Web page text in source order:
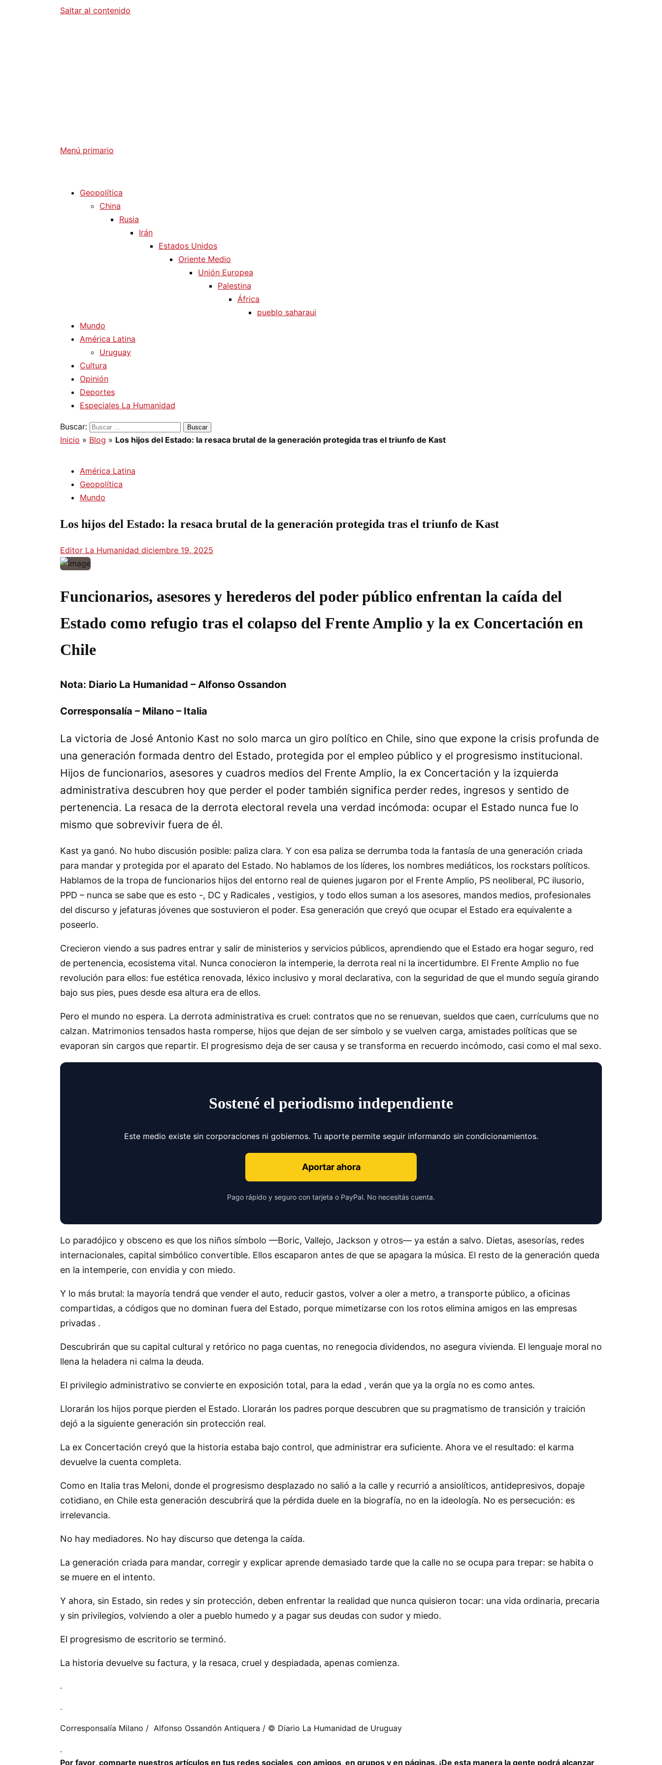
Saltar al contenido
Menú primario
Geopolítica
China
Rusia
Irán
Estados Unidos
Oriente Medio
Unión Europea
Palestina
África
pueblo saharaui
Mundo
América Latina
Uruguay
Cultura
Opinión
Deportes
Especiales La Humanidad
Buscar:
Inicio » Blog » Los hijos del Estado: la resaca brutal de la generación protegida tras el triunfo de Kast
América Latina
Geopolítica
Mundo
Los hijos del Estado: la resaca brutal de la generación protegida tras el triunfo de Kast
Editor La Humanidad diciembre 19, 2025
Funcionarios, asesores y herederos del poder público enfrentan la caída del
Estado como refugio tras el colapso del Frente Amplio y la ex Concertación en
Chile
Nota: Diario La Humanidad – Alfonso Ossandon
Corresponsalía – Milano – Italia
La victoria de José Antonio Kast no solo marca un giro político en Chile, sino que expone la crisis profunda de
una generación formada dentro del Estado, protegida por el empleo público y el progresismo institucional.
Hijos de funcionarios, asesores y cuadros medios del Frente Amplio, la ex Concertación y la izquierda
administrativa descubren hoy que perder el poder también significa perder redes, ingresos y sentido de
pertenencia. La resaca de la derrota electoral revela una verdad incómoda: ocupar el Estado nunca fue lo
mismo que sobrevivir fuera de él.
Kast ya ganó. No hubo discusión posible: paliza clara. Y con esa paliza se derrumba toda la fantasía de una generación criada
para mandar y protegida por el aparato del Estado. No hablamos de los líderes, los nombres mediáticos, los rockstars políticos.
Hablamos de la tropa de funcionarios hijos del entorno real de quienes jugaron por el Frente Amplio, PS neoliberal, PC ilusorio,
PPD – nunca se sabe que es esto -, DC y Radicales , vestigios, y todo ellos suman a los asesores, mandos medios, profesionales
del discurso y jefaturas jóvenes que sostuvieron el poder. Esa generación que creyó que ocupar el Estado era equivalente a
poseerlo.
Crecieron viendo a sus padres entrar y salir de ministerios y servicios públicos, aprendiendo que el Estado era hogar seguro, red
de pertenencia, ecosistema vital. Nunca conocieron la intemperie, la derrota real ni la incertidumbre. El Frente Amplio no fue
revolución para ellos: fue estética renovada, léxico inclusivo y moral declarativa, con la seguridad de que el mundo seguía girando
bajo sus pies, pues desde esa altura era de ellos.
Pero el mundo no espera. La derrota administrativa es cruel: contratos que no se renuevan, sueldos que caen, currículums que no
calzan. Matrimonios tensados hasta romperse, hijos que dejan de ser símbolo y se vuelven carga, amistades políticas que se
evaporan sin cargos que repartir. El progresismo deja de ser causa y se transforma en recuerdo incómodo, casi como el mal sexo.
Sostené el periodismo independiente
Este medio existe sin corporaciones ni gobiernos. Tu aporte permite seguir informando sin condicionamientos.
Aportar ahora
Pago rápido y seguro con tarjeta o PayPal. No necesitás cuenta.
Lo paradójico y obsceno es que los niños símbolo —Boric, Vallejo, Jackson y otros— ya están a salvo. Dietas, asesorías, redes
internacionales, capital simbólico convertible. Ellos escaparon antes de que se apagara la música. El resto de la generación queda
en la intemperie, con envidia y con miedo.
Y lo más brutal: la mayoría tendrá que vender el auto, reducir gastos, volver a oler a metro, a transporte público, a oficinas
compartidas, a códigos que no dominan fuera del Estado, porque mimetizarse con los rotos elimina amigos en las empresas
privadas .
Descubrirán que su capital cultural y retórico no paga cuentas, no renegocia dividendos, no asegura vivienda. El lenguaje moral no
llena la heladera ni calma la deuda.
El privilegio administrativo se convierte en exposición total, para la edad , verán que ya la orgía no es como antes.
Llorarán los hijos porque pierden el Estado. Llorarán los padres porque descubren que su pragmatismo de transición y traición
dejó a la siguiente generación sin protección real.
La ex Concertación creyó que la historia estaba bajo control, que administrar era suficiente. Ahora ve el resultado: el karma
devuelve la cuenta completa.
Como en Italia tras Meloni, donde el progresismo desplazado no salió a la calle y recurrió a ansiolíticos, antidepresivos, dopaje
cotidiano, en Chile esta generación descubrirá que la pérdida duele en la biografía, no en la ideología. No es persecución: es
irrelevancia.
No hay mediadores. No hay discurso que detenga la caída.
La generación criada para mandar, corregir y explicar aprende demasiado tarde que la calle no se ocupa para trepar: se habita o
se muere en el intento.
Y ahora, sin Estado, sin redes y sin protección, deben enfrentar la realidad que nunca quisieron tocar: una vida ordinaria, precaria
y sin privilegios, volviendo a oler a pueblo humedo y a pagar sus deudas con sudor y miedo.
El progresismo de escritorio se terminó.
La historia devuelve su factura, y la resaca, cruel y despiadada, apenas comienza.
.
.
Corresponsalía Milano / Alfonso Ossandón Antiquera / © Diario La Humanidad de Uruguay
.
Por favor, comparte nuestros artículos en tus redes sociales, con amigos, en grupos y en páginas. ¡De esta manera la gente podrá alcanzar